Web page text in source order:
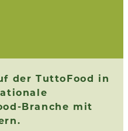
der TuttoFood in
Branche mit